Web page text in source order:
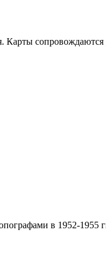
Карты
в 1952-1955